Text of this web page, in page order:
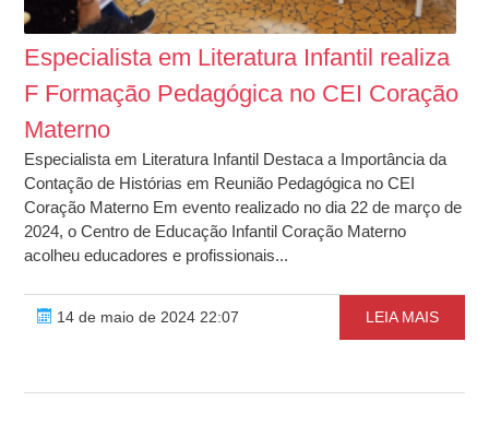
Especialista em Literatura Infantil realiza
F Formação Pedagógica no CEI Coração
Materno
Especialista em Literatura Infantil Destaca a Importância da
Contação de Histórias em Reunião Pedagógica no CEI
Coração Materno Em evento realizado no dia 22 de março de
2024, o Centro de Educação Infantil Coração Materno
acolheu educadores e profissionais...
14 de maio de 2024 22:07 LEIA MAIS